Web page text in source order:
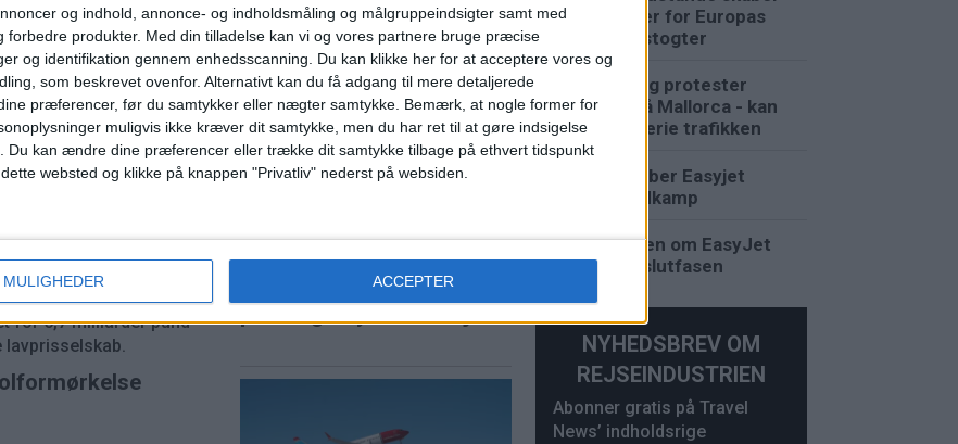
og indhold, annonce- og indholdsmåling og målgruppeindsigter samt med
forbedre produkter. Med din tilladelse kan vi og vores partnere bruge præcise
og identifikation gennem enhedsscanning. Du kan klikke her for at acceptere vores og
som beskrevet ovenfor. Alternativt kan du få adgang til mere detaljerede
præferencer, før du samtykker eller nægter samtykke. Bemærk, at nogle former for
muligvis ikke kræver dit samtykke, men du har ret til at gøre indsigelse
Du kan ændre dine præferencer eller trække dit samtykke tilbage på ethvert tidspunkt
websted og klikke på knappen "Privatliv" nederst på websiden.
ACCEPTER
budkamp
for 5,7 milliarder pund
lavprisselskab.
Norwegian kritiserer
køerne på Kastrup - kan
flytte trafik til Billund
SAS var Europas mest
problemer for Europas
flodkrydstogter
Strejke og protester
venter på Mallorca - kan
påvirke ferie trafikken
Apollo køber Easyjet
efter budkamp
Budstriden om EasyJet
går ind i slutfasen
NYHEDSBREV OM
REJSEINDUSTRIEN
Abonner gratis på Travel
News’ indholdsrige